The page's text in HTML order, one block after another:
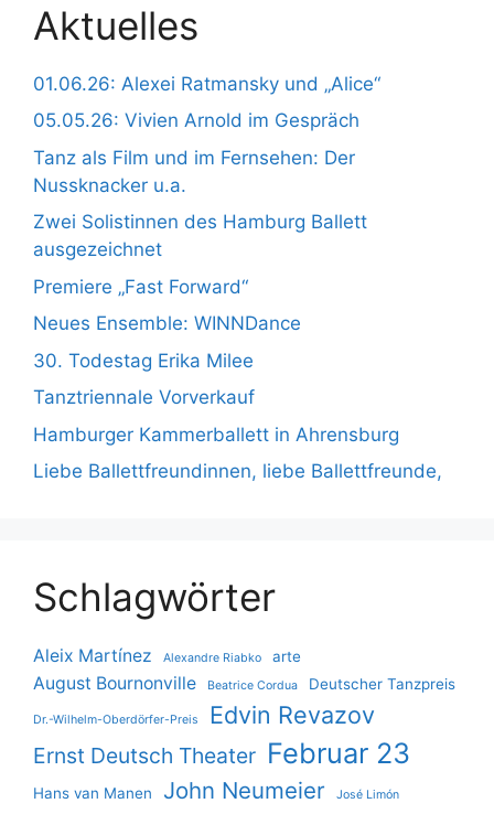
Aktuelles
01.06.26: Alexei Ratmansky und „Alice“
05.05.26: Vivien Arnold im Gespräch
Tanz als Film und im Fernsehen: Der
Nussknacker u.a.
Zwei Solistinnen des Hamburg Ballett
ausgezeichnet
Premiere „Fast Forward“
Neues Ensemble: WINNDance
30. Todestag Erika Milee
Tanztriennale Vorverkauf
Hamburger Kammerballett in Ahrensburg
Liebe Ballettfreundinnen, liebe Ballettfreunde,
Schlagwörter
Aleix Martínez Alexandre Riabko arte
August Bournonville Beatrice Cordua Deutscher Tanzpreis
Dr.-Wilhelm-Oberdörfer-Preis Edvin Revazov
Ernst Deutsch Theater Februar 23
Hans van Manen John Neumeier José Limón